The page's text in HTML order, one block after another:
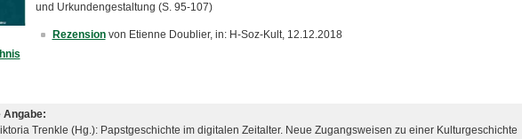
und Urkundengestaltung (S. 95-107)
Rezensionvon Etienne Doublier, in: H-Soz-Kult, 12.12.2018
Angabe:
Trenkle (Hg.): Papstgeschichte im digitalen Zeitalter. Neue Zugangsweisen zu einer Kulturgeschichte